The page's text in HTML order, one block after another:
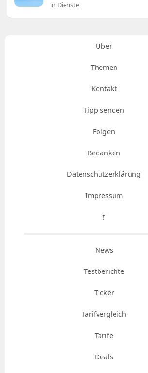
in Dienste
Über
Themen
Kontakt
Tipp senden
Folgen
Bedanken
Datenschutzerklärung
Impressum
⇡
News
Testberichte
Ticker
Tarifvergleich
Tarife
Deals